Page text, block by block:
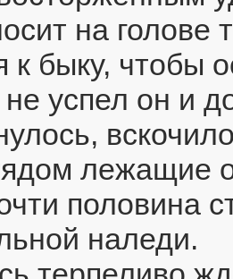
на голове
к быку, чтобы
успел он и
лежащие
половина
наледи.